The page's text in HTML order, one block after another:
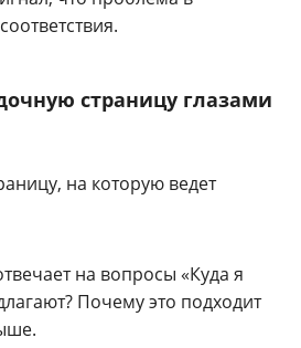
страницу глазами
на которую ведет
на вопросы «Куда я
Почему это подходит